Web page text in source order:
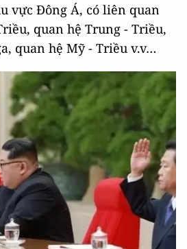
vực Đông Á, có liên quan
quan hệ Trung - Triều,
quan hệ Mỹ - Triều v.v…